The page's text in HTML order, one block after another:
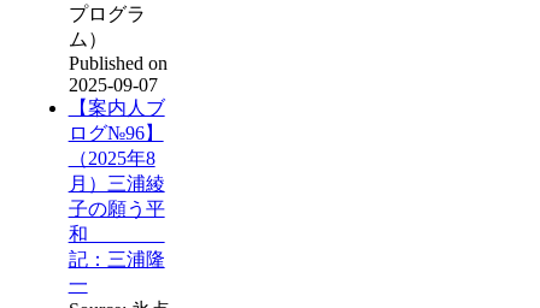
プログラ
ム）
Published on
2025-09-07
【案内人ブ
ログ№96】
（2025年8
月）三浦綾
子の願う平
和
記：三浦隆
一